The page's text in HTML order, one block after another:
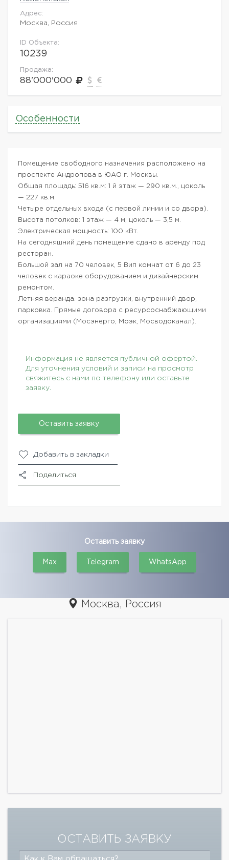
Адрес:
Москва, Россия
ID Объекта:
10239
Продажа:
88'000'000
Особенности
Помещение свободного назначения расположено на
проспекте Андропова в ЮАО г. Москвы.
Общая площадь: 516 кв.м: 1 й этаж — 290 кв.м., цоколь
— 227 кв.м.
Четыре отдельных входа (с первой линии и со двора).
Высота потолков: 1 этаж — 4 м, цоколь — 3,5 м.
Электрическая мощность: 100 кВт.
На сегодняшний день помещение сдано в аренду под
ресторан.
Большой зал на 70 человек, 5 Вип комнат от 6 до 23
человек с караоке оборудованием и дизайнерским
ремонтом.
Летняя веранда. зона разгрузки, внутренний двор,
парковка. Прямые договора с ресурсоснабжающими
организациями (Мосэнерго, Моэк, Мосводоканал).
Информация не является публичной офертой.
Для уточнения условий и записи на просмотр
свяжитесь с нами по телефону или оставьте
заявку.
Оставить заявку
Добавить в закладки
Поделиться
Оставить заявку
Max Telegram WhatsApp
Москва, Россия
ОСТАВИТЬ ЗАЯВКУ
Как к Вам обращаться?